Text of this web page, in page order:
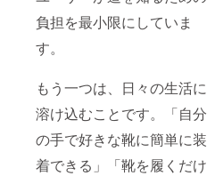
負担を最小限にしていま
す。
もう一つは、日々の生活に
溶け込むことです。「自分
の手で好きな靴に簡単に装
着できる」「靴を履くだけ